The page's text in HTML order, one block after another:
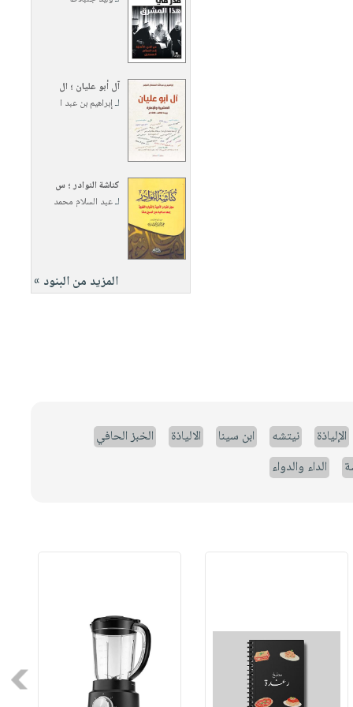
آل أبو عليان ؛ ال
لـإبراهيم بن عبد ا
كناشة النوادر ؛ س
لـعبد السلام محمد
المزيد من البنود »
الإلياذة نيتشه ابن سينا الالياذة
الخبز الحافي
الداء والدواء
Next